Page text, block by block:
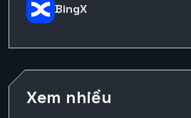
BingX
Xem nhiều